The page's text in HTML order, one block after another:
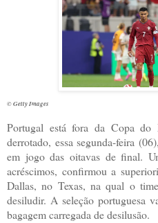
© Getty Images
Portugal está fora da Copa
derrotado, essa segunda-feira
em jogo das oitavas de final.
acréscimos, confirmou a
Dallas, no Texas, na qual o
desiludir. A seleção portuguesa
bagagem carregada de desilusão.